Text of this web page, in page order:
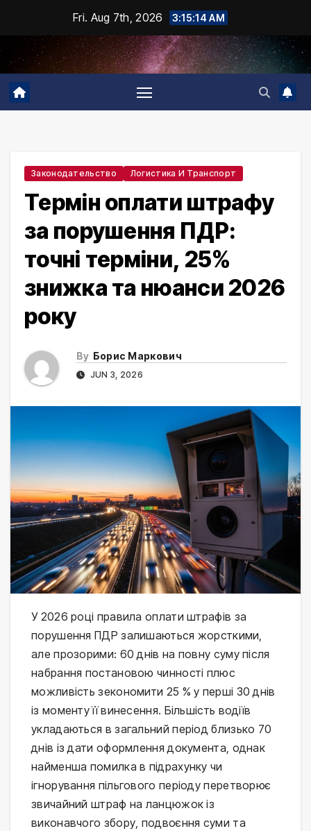
content
Fri. Aug 7th, 2026 3:15:15 AM
Законодательство Логистика И Транспорт
Термін оплати штрафу
за порушення ПДР:
точні терміни, 25%
знижка та нюанси 2026
року
By Борис Маркович
JUN 3, 2026
У 2026 році правила оплати штрафів за
порушення ПДР залишаються жорсткими,
але прозорими: 60 днів на повну суму після
набрання постановою чинності плюс
можливість зекономити 25 % у перші 30 днів
із моменту її винесення. Більшість водіїв
укладаються в загальний період близько 70
днів із дати оформлення документа, однак
найменша помилка в підрахунку чи
ігнорування пільгового періоду перетворює
звичайний штраф на ланцюжок із
виконавчого збору, подвоєння суми та